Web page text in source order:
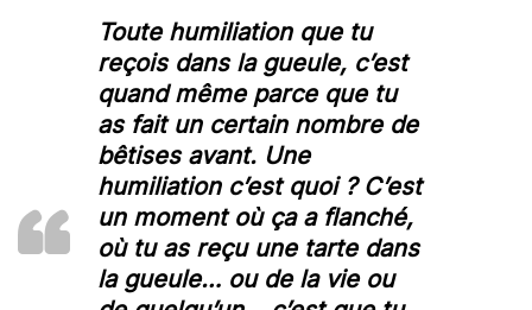
Toute humiliation que tu
reçois dans la gueule, c’est
quand même parce que tu
as fait un certain nombre de
bêtises avant. Une
humiliation c’est quoi ? C’est
un moment où ça a flanché,
où tu as reçu une tarte dans
la gueule… ou de la vie ou